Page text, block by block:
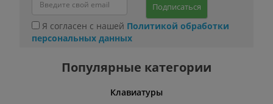
Подписаться
Я согласен с нашей Политикой обработки
персональных данных
Популярные категории
Клавиатуры